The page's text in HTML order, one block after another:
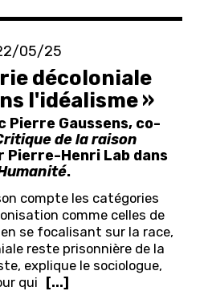
05/25
décoloniale
l'idéalisme »
Pierre Gaussens, co-
de la raison
Pierre-Henri Lab dans
.
compte les catégories
comme celles de
se focalisant sur la race,
reste prisonnière de la
explique le sociologue,
qui
[...]